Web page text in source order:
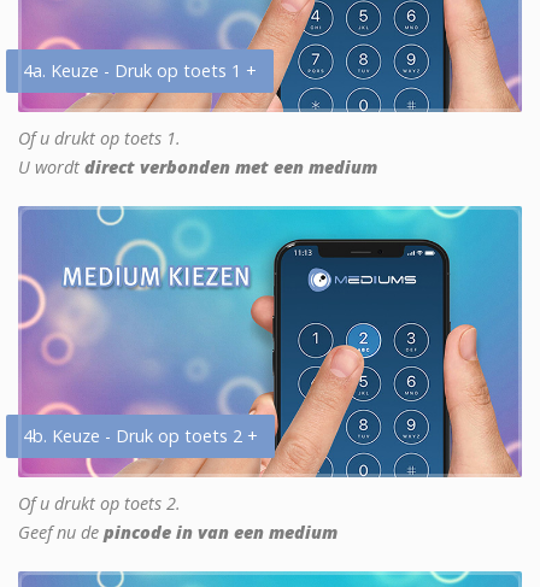
4a. Keuze - Druk op toets 1 +
Of u drukt op toets 1.
U wordt direct verbonden met een medium
4b. Keuze - Druk op toets 2 +
Of u drukt op toets 2.
Geef nu de pincode in van een medium